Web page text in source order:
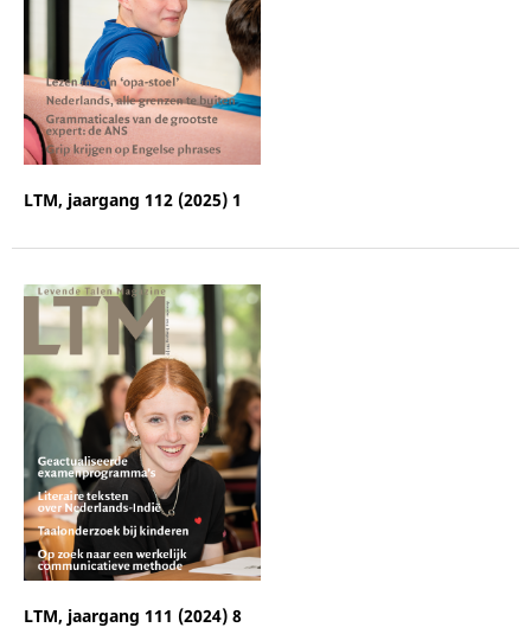
LTM, jaargang 112 (2025) 1
LTM, jaargang 111 (2024) 8